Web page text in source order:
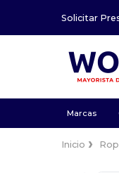
Solicitar
Marcas
Inicio